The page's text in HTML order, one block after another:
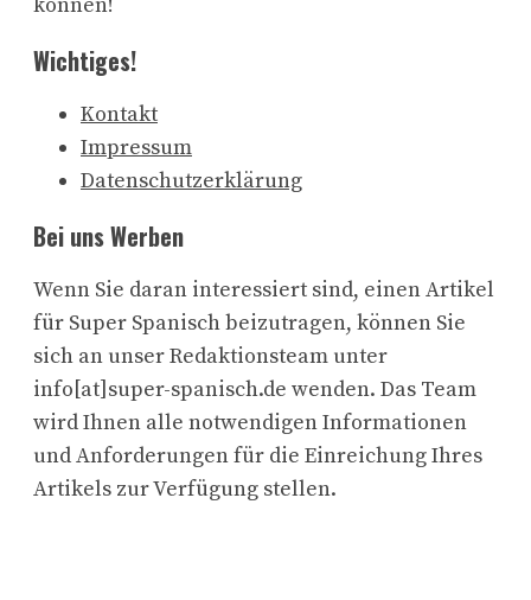
Wichtiges!
Kontakt
Impressum
Datenschutzerklärung
Bei uns Werben
Wenn Sie daran interessiert sind, einen Artikel
für Super Spanisch beizutragen, können Sie
sich an unser Redaktionsteam unter
info[at]super-spanisch.de wenden. Das Team
wird Ihnen alle notwendigen Informationen
und Anforderungen für die Einreichung Ihres
Artikels zur Verfügung stellen.